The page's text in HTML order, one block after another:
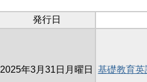
発行日
2025年3月31日月曜日 基礎教育